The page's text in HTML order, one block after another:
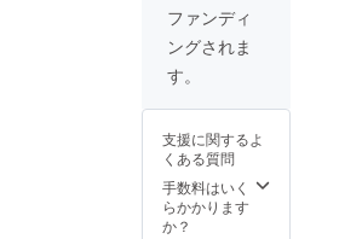
る。
現在中目黒
Space Mレ
ンガーソン
グライ
ター・SNS
配信番組
した＾
＾) 3. 楽
曲のサ
メン
イン入
写真＋
オフ写
5. レ
コー
ファンディ
ングされま
す。
支援に関するよ
くある質問
手数料はいく
らかかります
か？